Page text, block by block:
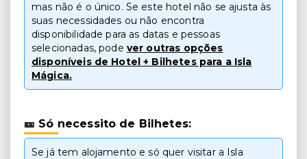
mas não é o único. Se este hotel não se ajusta às
suas necessidades ou não encontra
disponibilidade para as datas e pessoas
selecionadas, pode ver outras opções
disponíveis de Hotel + Bilhetes para a Isla
Mágica.
🎫 Só necessito de Bilhetes:
Se já tem alojamento e só quer visitar a Isla